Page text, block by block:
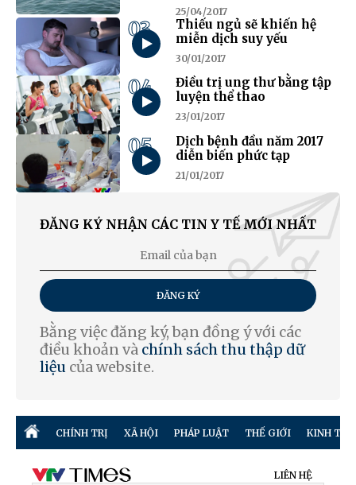
25/04/2017
03
Thiếu ngủ sẽ khiến hệ
miễn dịch suy yếu
30/01/2017
04
Điều trị ung thư bằng tập
luyện thể thao
23/01/2017
05
Dịch bệnh đầu năm 2017
diễn biến phức tạp
21/01/2017
ĐĂNG KÝ NHẬN CÁC TIN Y TẾ MỚI NHẤT
ĐĂNG KÝ
Bằng việc đăng ký, bạn đồng ý với các
điều khoản và chính sách thu thập dữ
liệu của website.
CHÍNH TRỊ XÃ HỘI PHÁP LUẬT THẾ GIỚI KINH TẾ
LIÊN HỆ